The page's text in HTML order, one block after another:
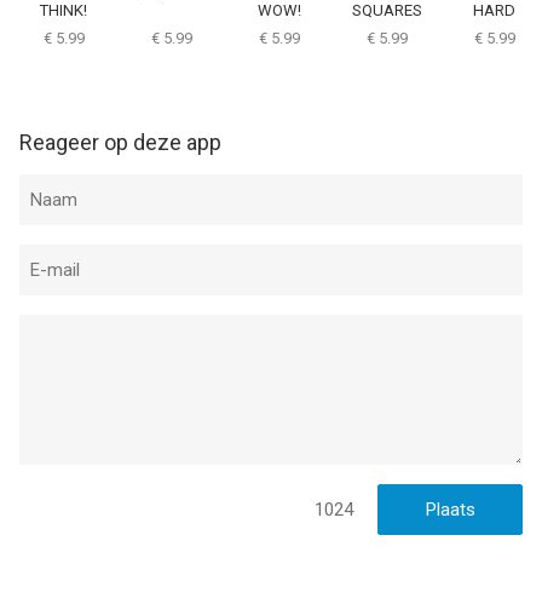
THINK!
€ 5.99
€ 5.99
WOW!
€ 5.99
SQUARES
€ 5.99
HARD
€ 5.99
Reageer op deze app
1024